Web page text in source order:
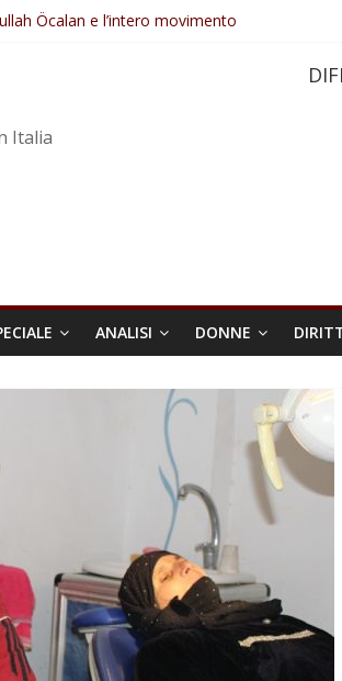
Öcalan e l’intero movimento
l’attuazione della legge
dell’Iran
in legge positiva
Italia
ANALISI DONNE